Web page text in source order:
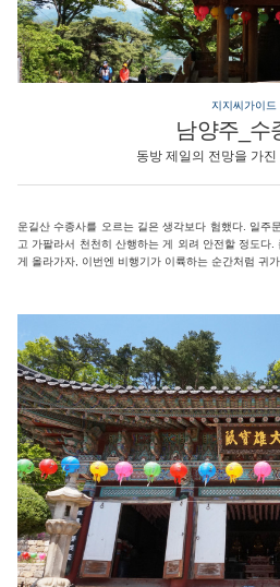
지지씨가이드
남양주_수
동방 제일의 전망을 가
운길산 수종사를 오르는 길은 생각보다 험했다. 일주
고 가팔라서 천천히 산행하는 게 외려 안전할 정도다
게 올라가자, 이번엔 비행기가 이륙하는 순간처럼 귀